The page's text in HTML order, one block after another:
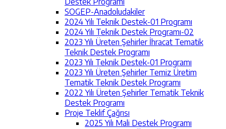
SOGEP-Anadoludakiler
2024 Yılı Teknik Destek-01 Programı
2024 Yılı Teknik Destek Programı-02
2023 Yılı Üreten Şehirler İhracat Tematik
Teknik Destek Programı
2023 Yılı Teknik Destek-01 Programı
2023 Yılı Üreten Şehirler Temiz Üretim
Tematik Teknik Destek Programı
2022 Yılı Üreten Şehirler Tematik Teknik
Destek Programı
Proje Teklif Çağrısı
2025 Yılı Mali Destek Programı